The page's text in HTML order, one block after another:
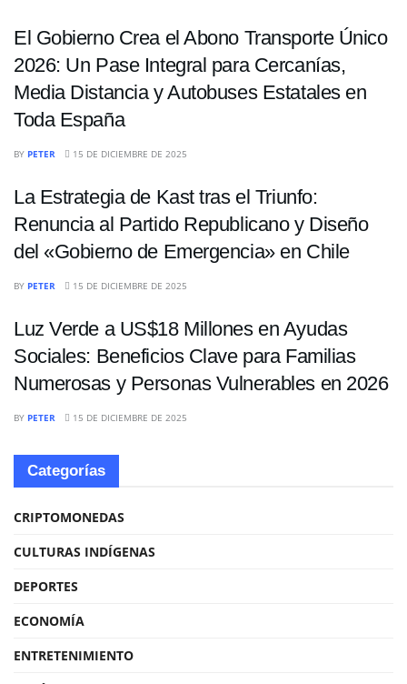
El Gobierno Crea el Abono Transporte Único
2026: Un Pase Integral para Cercanías,
Media Distancia y Autobuses Estatales en
Toda España
BY PETER 15 DE DICIEMBRE DE 2025
La Estrategia de Kast tras el Triunfo:
Renuncia al Partido Republicano y Diseño
del «Gobierno de Emergencia» en Chile
BY PETER 15 DE DICIEMBRE DE 2025
Luz Verde a US$18 Millones en Ayudas
Sociales: Beneficios Clave para Familias
Numerosas y Personas Vulnerables en 2026
BY PETER 15 DE DICIEMBRE DE 2025
Categorías
CRIPTOMONEDAS
CULTURAS INDÍGENAS
DEPORTES
ECONOMÍA
ENTRETENIMIENTO